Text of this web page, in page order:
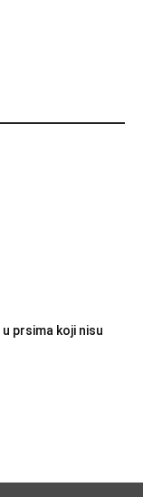
prsima koji nisu